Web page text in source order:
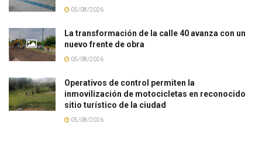
05/08/2026
La transformación de la calle 40 avanza con un
nuevo frente de obra
05/08/2026
Operativos de control permiten la
inmovilización de motocicletas en reconocido
sitio turístico de la ciudad
05/08/2026